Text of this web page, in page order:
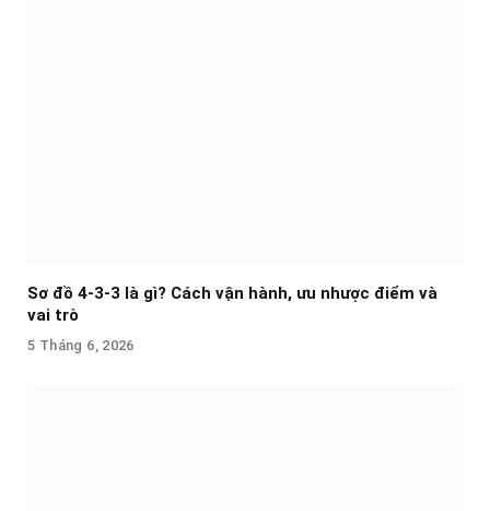
Sơ đồ 4-3-3 là gì? Cách vận hành, ưu nhược điểm và
vai trò
5 Tháng 6, 2026